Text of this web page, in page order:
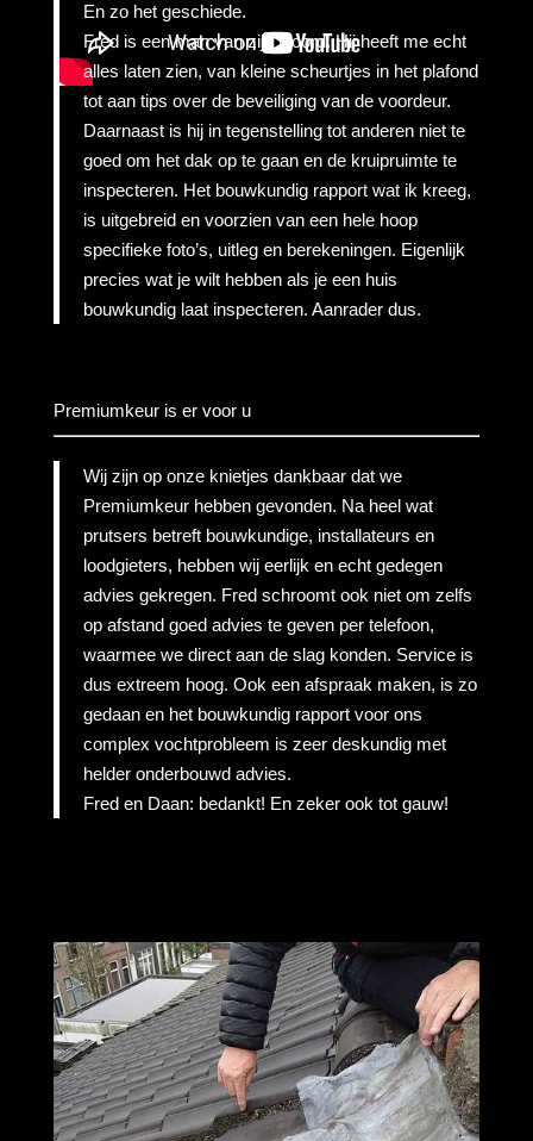
En zo het geschiede.
Fred is een man van zijn woord. Hij heeft me echt
alles laten zien, van kleine scheurtjes in het plafond
tot aan tips over de beveiliging van de voordeur.
Daarnaast is hij in tegenstelling tot anderen niet te
goed om het dak op te gaan en de kruipruimte te
inspecteren. Het bouwkundig rapport wat ik kreeg,
is uitgebreid en voorzien van een hele hoop
specifieke foto’s, uitleg en berekeningen. Eigenlijk
precies wat je wilt hebben als je een huis
bouwkundig laat inspecteren. Aanrader dus.
Premiumkeur is er voor u
Wij zijn op onze knietjes dankbaar dat we
Premiumkeur hebben gevonden. Na heel wat
prutsers betreft bouwkundige, installateurs en
loodgieters, hebben wij eerlijk en echt gedegen
advies gekregen. Fred schroomt ook niet om zelfs
op afstand goed advies te geven per telefoon,
waarmee we direct aan de slag konden. Service is
dus extreem hoog. Ook een afspraak maken, is zo
gedaan en het bouwkundig rapport voor ons
complex vochtprobleem is zeer deskundig met
helder onderbouwd advies.
Fred en Daan: bedankt! En zeker ook tot gauw!